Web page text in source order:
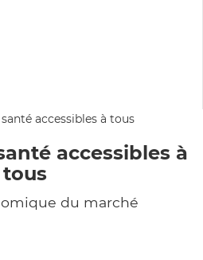
accessibles à
tous
du marché